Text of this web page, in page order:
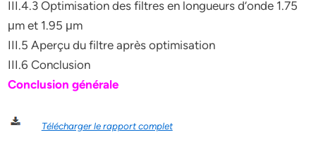
III.4.3 Optimisation des filtres en longueurs d’onde 1.75
μm et 1.95 μm
III.5 Aperçu du filtre après optimisation
III.6 Conclusion
Conclusion générale
Télécharger le rapport complet